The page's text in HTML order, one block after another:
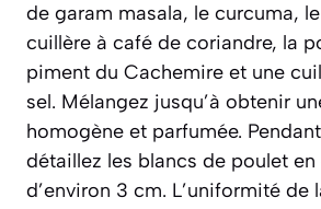
de garam masala, le curcuma,
cuillère à café de coriandre, la
piment du Cachemire et une
sel. Mélangez jusqu’à obtenir
homogène et parfumée.
détaillez les blancs de poulet
d’environ 3 cm. L’uniformité de